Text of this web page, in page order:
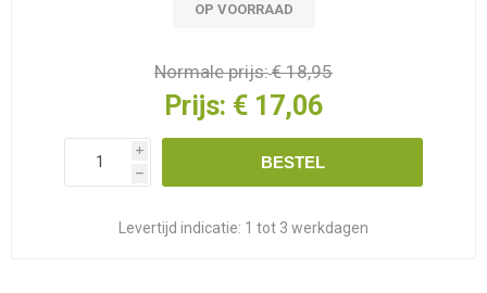
OP VOORRAAD
Normale prijs:€ 18,95
Prijs: € 17,06
i
h
BESTEL
Levertijd indicatie: 1 tot 3 werkdagen